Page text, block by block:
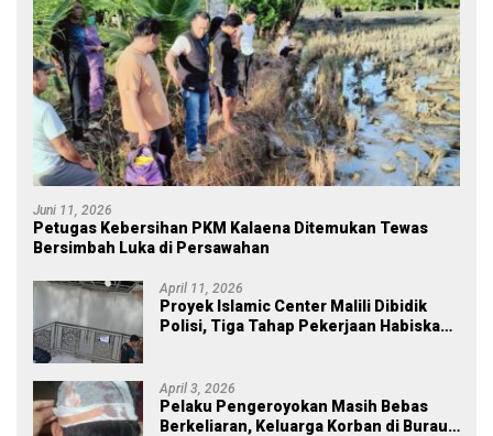
Juni 11, 2026
Petugas Kebersihan PKM Kalaena Ditemukan Tewas
Bersimbah Luka di Persawahan
April 11, 2026
Proyek Islamic Center Malili Dibidik
Polisi, Tiga Tahap Pekerjaan Habiskan
April 3, 2026
Pelaku Pengeroyokan Masih Bebas
Berkeliaran, Keluarga Korban di Burau